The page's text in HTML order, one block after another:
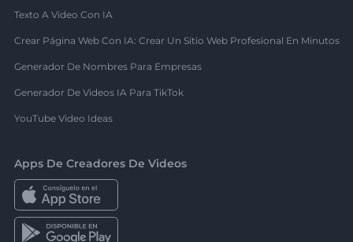
Texto A Video Con IA
Crear Página Web Con IA: Crear Un Sitio Web Profesional En Minutos
Generador De Nombres Para Empresas
Generador De Videos IA Para TikTok
YouTube Video Ideas
Apps De Creadores De Videos